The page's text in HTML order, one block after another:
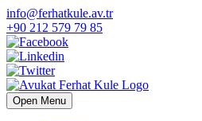
info@ferhatkule.av.tr
+90 212 579 79 85
Open Menu